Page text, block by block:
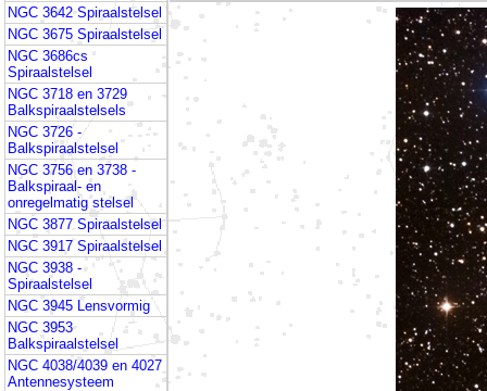
NGC 3642 Spiraalstelsel
NGC 3675 Spiraalstelsel
NGC 3686cs
Spiraalstelsel
NGC 3718 en 3729
Balkspiraalstelsels
NGC 3726 -
Balkspiraalstelsel
NGC 3756 en 3738 -
Balkspiraal- en
onregelmatig stelsel
NGC 3877 Spiraalstelsel
NGC 3917 Spiraalstelsel
NGC 3938 -
Spiraalstelsel
NGC 3945 Lensvormig
NGC 3953
Balkspiraalstelsel
NGC 4038/4039 en 4027
Antennesysteem